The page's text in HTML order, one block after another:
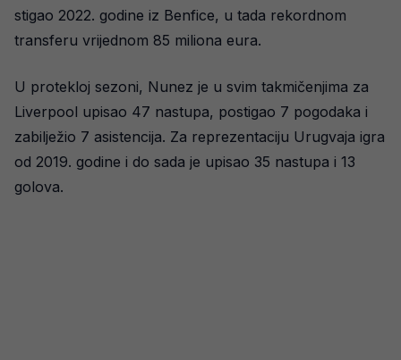
stigao 2022. godine iz Benfice, u tada rekordnom
transferu vrijednom 85 miliona eura.
U protekloj sezoni, Nunez je u svim takmičenjima za
Liverpool upisao 47 nastupa, postigao 7 pogodaka i
zabilježio 7 asistencija. Za reprezentaciju Urugvaja igra
od 2019. godine i do sada je upisao 35 nastupa i 13
golova.